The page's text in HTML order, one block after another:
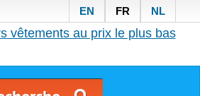
EN FR NL
vêtements au prix le plus bas